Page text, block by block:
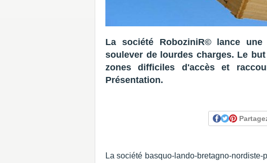
La société RoboziniR© lance
soulever de lourdes charges. Le
zones difficiles d'accès et
Présentation.
La société basquo-lando-bretagno-